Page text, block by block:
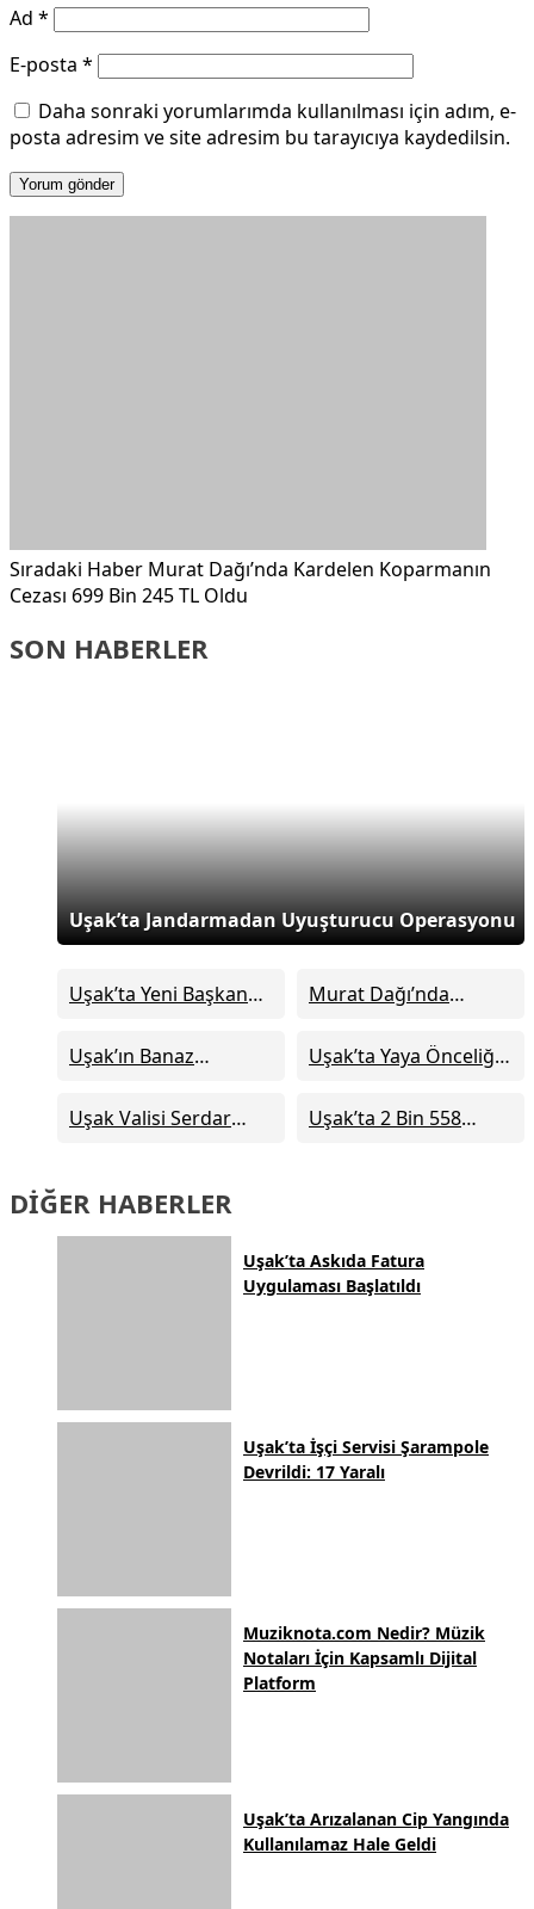
Ad *
E-posta *
Daha sonraki yorumlarımda kullanılması için adım, e-
posta adresim ve site adresim bu tarayıcıya kaydedilsin.
Sıradaki Haber Murat Dağı’nda Kardelen Koparmanın
Cezası 699 Bin 245 TL Oldu
SON HABERLER
Uşak’ta Jandarmadan Uyuşturucu Operasyonu
Uşak’ta Yeni Başkan
İsim
Murat Dağı’nda
Cezası 699 Bin 245 TL
Oldu
Uşak’ın Banaz
Çıkan Yangın
Söndürüldü
Uşak’ta Yaya Önceliği
Uşak Valisi Serdar
Uşak’ta 2 Bin 558
DİĞER HABERLER
Uşak’ta Askıda Fatura
Uygulaması Başlatıldı
Uşak’ta İşçi Servisi Şarampole
Devrildi: 17 Yaralı
Muziknota.com Nedir? Müzik
Notaları İçin Kapsamlı Dijital
Platform
Uşak’ta Arızalanan Cip Yangında
Kullanılamaz Hale Geldi